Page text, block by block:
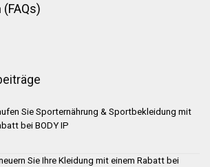
Sie Sporternährung & Sportbekleidung mit
bei BODY IP
Sie Ihre Kleidung mit einem Rabatt bei